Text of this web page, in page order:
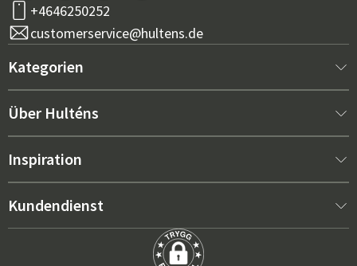
+4646250252
customerservice@hultens.de
Kategorien
Neu bei uns
Innenausstattung
Über Hulténs
Über Hulténs
Verkaufsabteilung
Inspiration
Bestseller
Gartenmöbel-Trends 2026
Kundendienst